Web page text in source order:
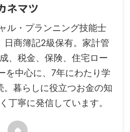
ネマツ
ル・プランニング技能士
日商簿記2級保有。家計管
、税金、保険、住宅ロー
を中心に、7年にわたり学
。暮らしに役立つお金の知
丁寧に発信しています。